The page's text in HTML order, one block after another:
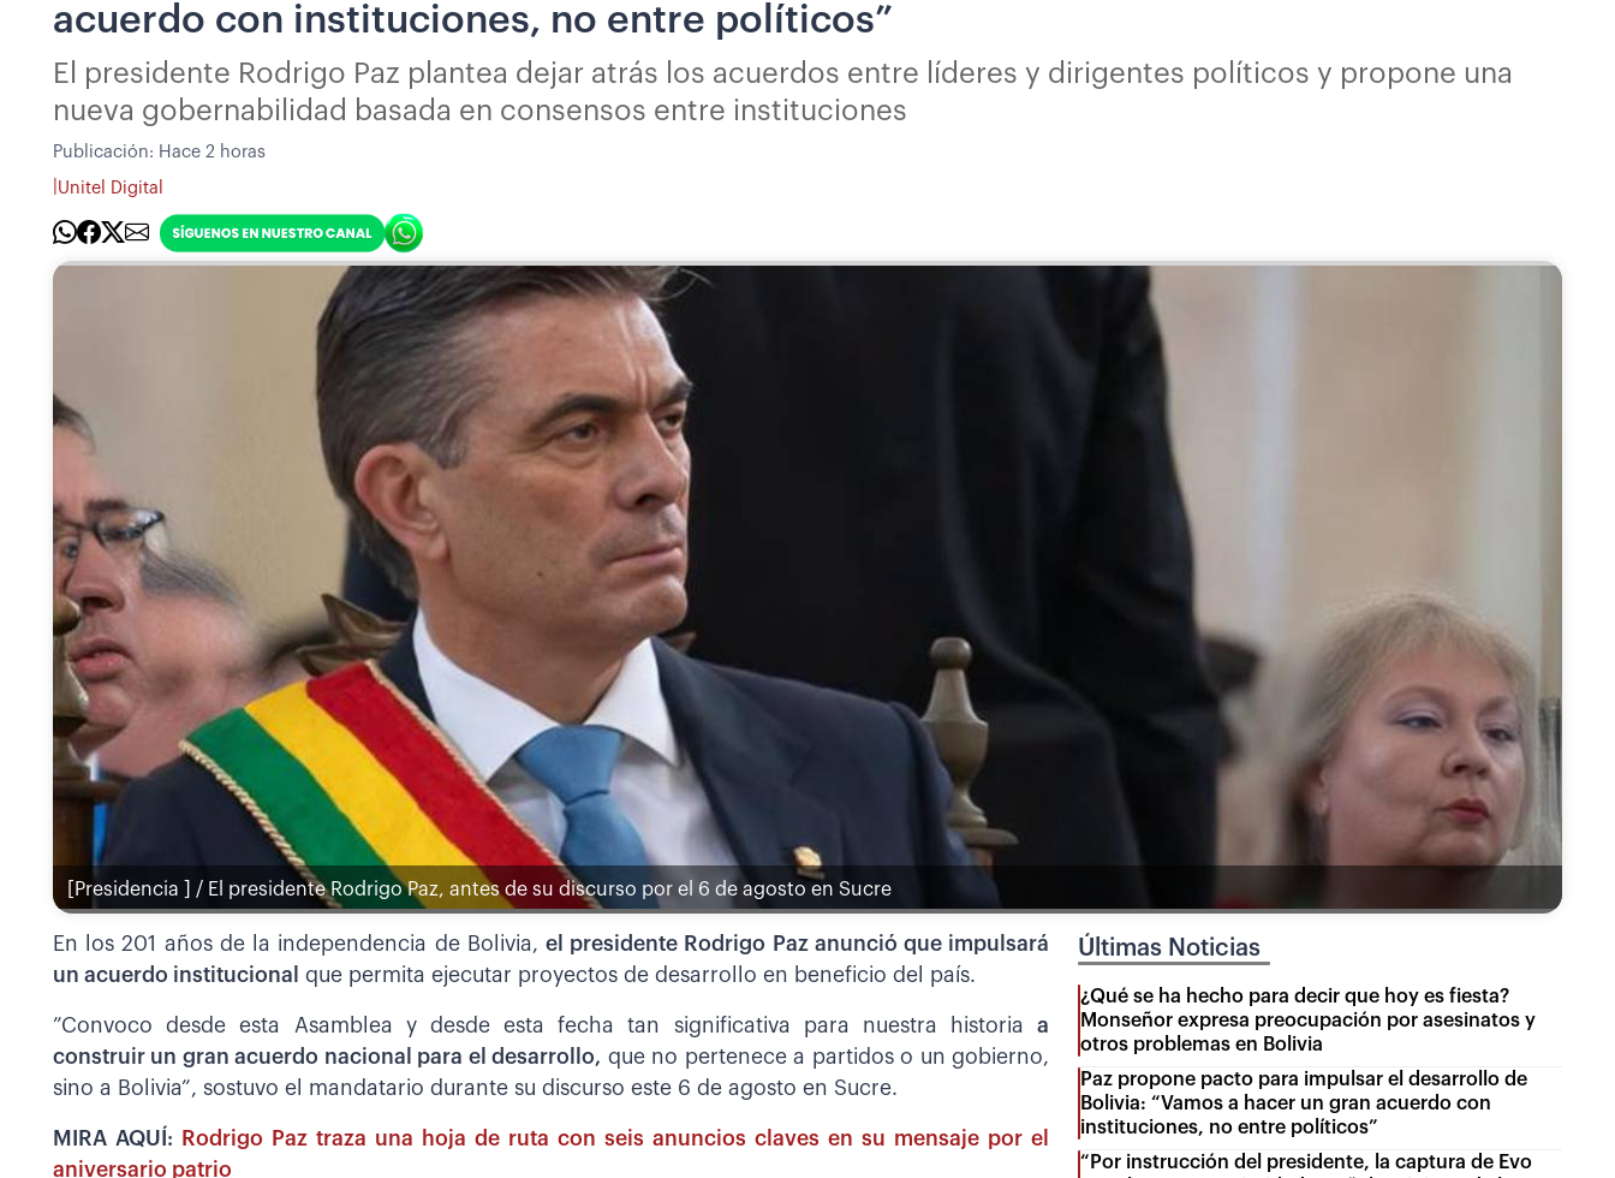
acuerdo con instituciones, no entre políticos”
El presidente Rodrigo Paz plantea dejar atrás los acuerdos entre líderes y dirigentes políticos y propone una
nueva gobernabilidad basada en consensos entre instituciones
Publicación: Hace 2 horas
Unitel Digital
[Presidencia ] / El presidente Rodrigo Paz, antes de su discurso por el 6 de agosto en Sucre
En los 201 años de la independencia de Bolivia, el presidente Rodrigo Paz anunció que impulsará
un acuerdo institucional
que permita ejecutar proyectos de desarrollo en beneficio del país.
”Convoco desde esta Asamblea y desde esta fecha tan significativa para nuestra historiaa
construir un gran acuerdo nacional para el desarrollo, que no pertenece a partidos o un gobierno,
sino a Bolivia”, sostuvo el mandatario durante su discurso este 6 de agosto en Sucre.
MIRA AQUÍ:
Rodrigo Paz traza una hoja de ruta con seis anuncios claves en su mensaje por el
aniversario patrio
Últimas Noticias
¿Qué se ha hecho para decir que hoy es fiesta?
Monseñor expresa preocupación por asesinatos y
otros problemas en Bolivia
Paz propone pacto para impulsar el desarrollo de
Bolivia: “Vamos a hacer un gran acuerdo con
instituciones, no entre políticos”
“Por instrucción del presidente, la captura de Evo